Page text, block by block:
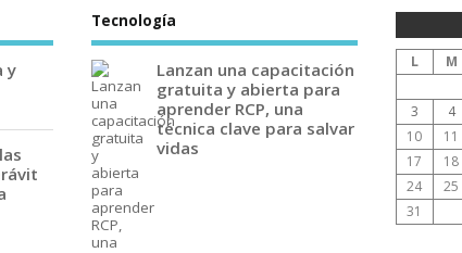
y
Tecnología
Lanzan una capacitación
gratuita y abierta para
aprender RCP, una
técnica clave para salvar
vidas
L M
3
4
10
11
17
18
24
25
31